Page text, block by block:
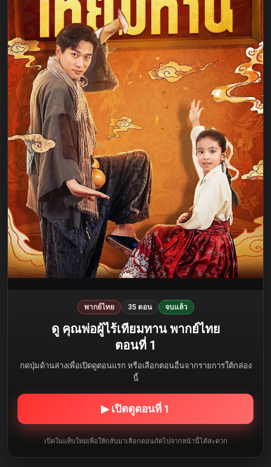
พากย์ไทย 35 ตอน จบแล้ว
ดู คุณพ่อผู้ไร้เทียมทาน พากย์ไทย
ตอนที่ 1
กดปุ่มด้านล่างเพื่อเปิดดูตอนแรก หรือเลือกตอนอื่นจากรายการใต้กล่อง
นี้
▶ เปิดดูตอนที่ 1
เปิดในแท็บใหม่เพื่อให้กลับมาเลือกตอนถัดไปจากหน้านี้ได้สะดวก